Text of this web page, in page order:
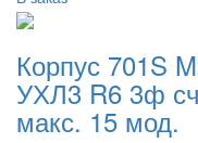
Корпус 701S
УХЛ3 R6 3ф
макс. 15 мод.